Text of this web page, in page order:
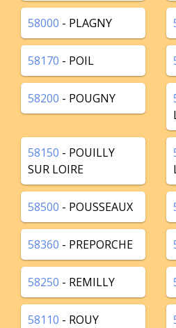
58000 - PLAGNY
58170 - POIL
58200 - POUGNY
58150 - POUILLY
SUR LOIRE
58500 - POUSSEAUX
58360 - PREPORCHE
58250 - REMILLY
58110 - ROUY